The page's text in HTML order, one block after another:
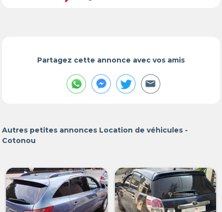
Partagez cette annonce avec vos amis
Autres petites annonces Location de véhicules -
Cotonou